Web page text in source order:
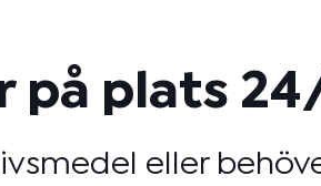
på plats
eller